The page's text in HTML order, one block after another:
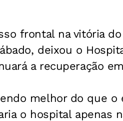
frontal na vitória
deixou o
a recuperação
melhor do que o
o hospital apenas